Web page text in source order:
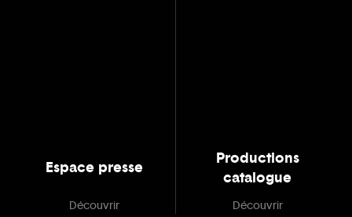
Espace presse
Découvrir
Productions
catalogue
Découvrir